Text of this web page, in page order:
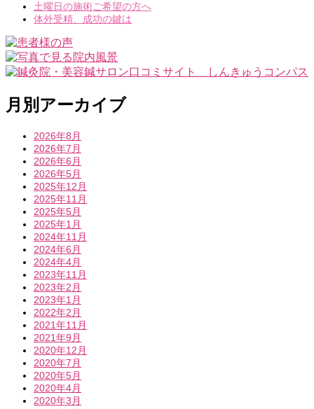
土曜日の施術ご希望の方へ
体外受精、成功の鍵は
月別アーカイブ
2026年8月
2026年7月
2026年6月
2026年5月
2025年12月
2025年11月
2025年5月
2025年1月
2024年11月
2024年6月
2024年4月
2023年11月
2023年2月
2023年1月
2022年2月
2021年11月
2021年9月
2020年12月
2020年7月
2020年5月
2020年4月
2020年3月